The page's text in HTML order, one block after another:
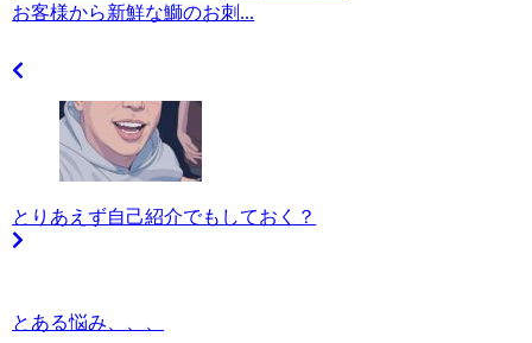
お客様から新鮮な鰤のお刺...
とりあえず自己紹介でもしておく？
とある悩み、、、